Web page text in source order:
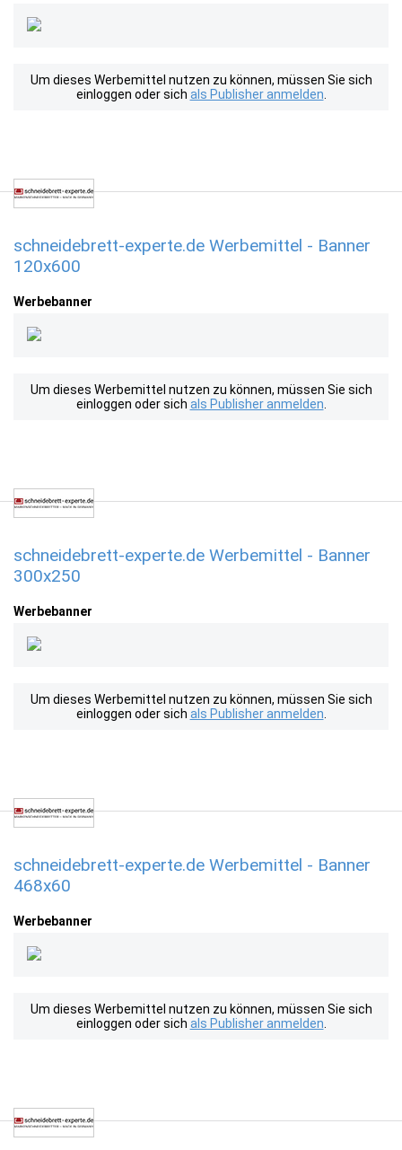
Um dieses Werbemittel nutzen zu können, müssen Sie sich
einloggen oder sich als Publisher anmelden
schneidebrett-experte.de Werbemittel - Banner
120x600
Werbebanner
Um dieses Werbemittel nutzen zu können, müssen Sie sich
einloggen oder sich als Publisher anmelden
schneidebrett-experte.de Werbemittel - Banner
300x250
Werbebanner
Um dieses Werbemittel nutzen zu können, müssen Sie sich
einloggen oder sich als Publisher anmelden
schneidebrett-experte.de Werbemittel - Banner
468x60
Werbebanner
Um dieses Werbemittel nutzen zu können, müssen Sie sich
einloggen oder sich als Publisher anmelden